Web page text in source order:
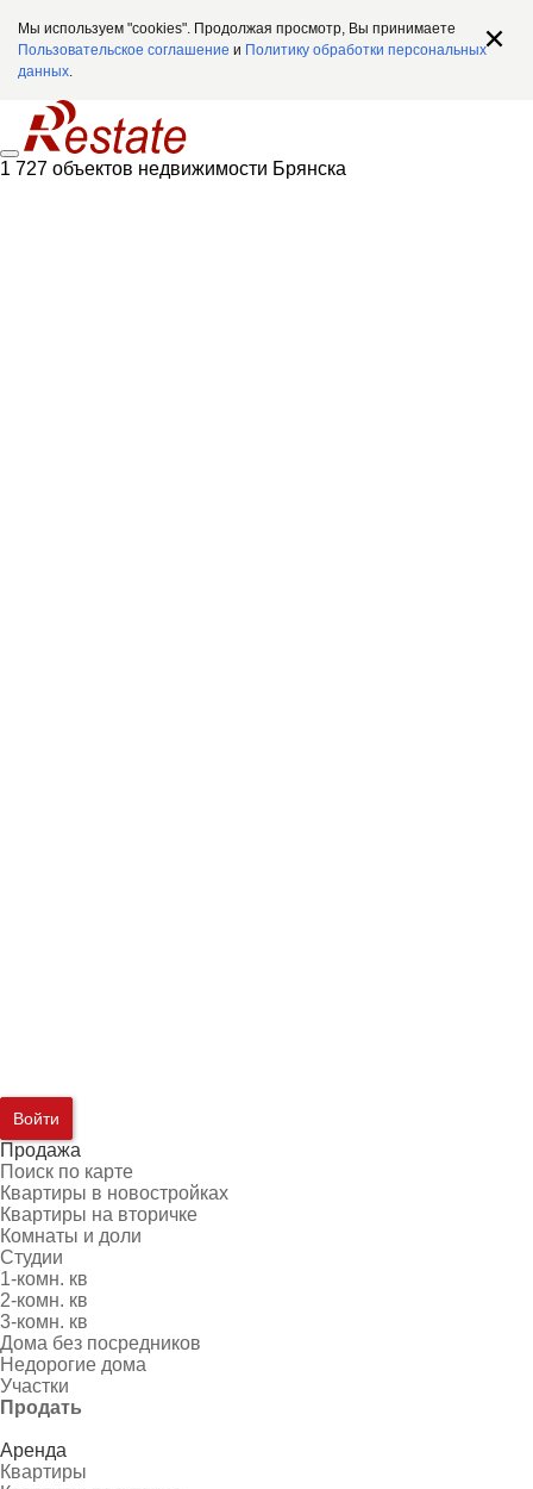
Мы используем "cookies". Продолжая просмотр, Вы принимаете
Пользовательское соглашение и Политику обработки персональных
данных.
1 727 объектов недвижимости Брянска
Войти
Продажа
Поиск по карте
Квартиры в новостройках
Квартиры на вторичке
Комнаты и доли
Студии
1-комн. кв
2-комн. кв
3-комн. кв
Дома без посредников
Недорогие дома
Участки
Продать
Аренда
Квартиры